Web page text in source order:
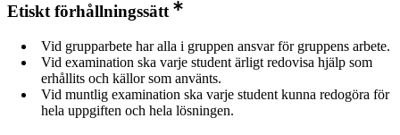
Etiskt förhållningssätt
Vid grupparbete har alla i gruppen ansvar för gruppens arbete.
Vid examination ska varje student ärligt redovisa hjälp som
erhållits och källor som använts.
Vid muntlig examination ska varje student kunna redogöra för
hela uppgiften och hela lösningen.